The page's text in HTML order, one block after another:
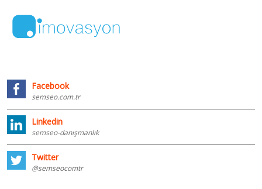
Facebook
semseo.com.tr
Linkedin
semseo-danışmanlık
Twitter
@semseocomtr